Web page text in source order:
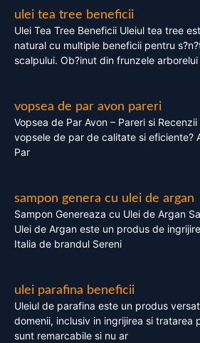
ulei tea tree beneficii
Ulei Tea Tree Beneficii Uleiul tea tree
natural cu multiple beneficii pentru
scalpului. Ob?inut din frunzele
vopsea de par avon pareri
Vopsea de Par Avon – Pareri si
vopsele de par de calitate si eficiente?
Par
sampon genera cu ulei de argan
Sampon Genereaza cu Ulei de Argan
Ulei de Argan este un produs de
Italia de brandul Sereni
ulei parafina beneficii
Uleiul de parafina este un produs
domenii, inclusiv in ingrijirea si tratarea
sunt remarcabile si nu ar